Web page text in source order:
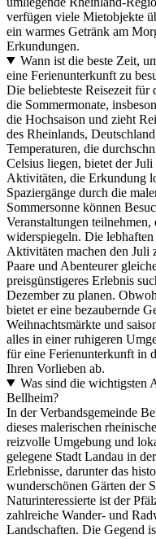
verfügen viele Mietobjekte
ein warmes Getränk am
Erkundungen.
Wann ist die beste Zeit,
eine Ferienunterkunft zu
Die beliebteste Reisezeit für
die Sommermonate,
die Hochsaison und zieht
des Rheinlands,
Temperaturen, die
Celsius liegen, bietet der
Aktivitäten, die Erkundung
Spaziergänge durch die
Sommersonne können
Veranstaltungen
widerspiegeln. Die
Aktivitäten machen den Juli
Paare und Abenteurer
preisgünstigeres Erlebnis
Dezember zu planen.
bietet er eine bezaubernde
Weihnachtsmärkte und
alles in einer ruhigeren
für eine Ferienunterkunft in
Ihren Vorlieben ab.
Was sind die wichtigsten
Bellheim?
In der Verbandsgemeinde
dieses malerischen
reizvolle Umgebung und
gelegene Stadt Landau in
Erlebnisse, darunter das
wunderschönen Gärten der
Naturinteressierte ist der
zahlreiche Wander- und
Landschaften. Die Gegend